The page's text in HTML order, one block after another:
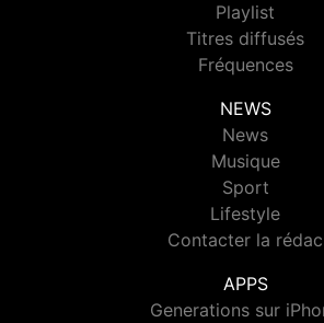
Playlist
Titres diffusés
Fréquences
NEWS
News
Musique
Sport
Lifestyle
Contacter la rédac
APPS
Generations sur